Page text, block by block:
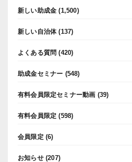
新しい助成金 (1,500)
新しい自治体(137)
よくある質問 (420)
助成金セミナー (548)
有料会員限定セミナー動画 (39)
有料会員限定 (598)
会員限定 (6)
お知らせ(207)